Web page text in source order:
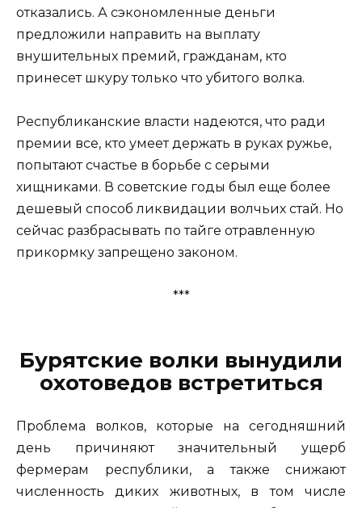
отказались. А сэкономленные деньги
предложили направить на выплату
внушительных премий, гражданам, кто
принесет шкуру только что убитого волка.
Республиканские власти надеются, что ради
премии все, кто умеет держать в руках ружье,
попытают счастье в борьбе с серыми
хищниками. В советские годы был еще более
дешевый способ ликвидации волчьих стай. Но
сейчас разбрасывать по тайге отравленную
прикормку запрещено законом.
***
Бурятские волки вынудили
охотоведов встретиться
Проблема волков, которые на сегодняшний
день причиняют значительный ущерб
фермерам республики, а также снижают
численность диких животных, в том числе